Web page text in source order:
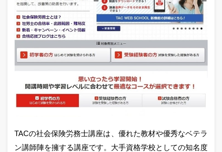
TACの社会保険労務士講座は、優れた教材や優秀なベテラ
ン講師陣を擁する講座です。大手資格学校としての知名度